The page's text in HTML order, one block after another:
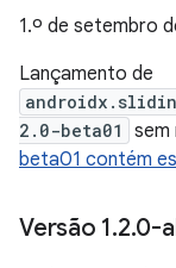
1.º de setembro
Lançamento de
2.0-beta01
sem
beta01 contém
Versão 1.2.0-